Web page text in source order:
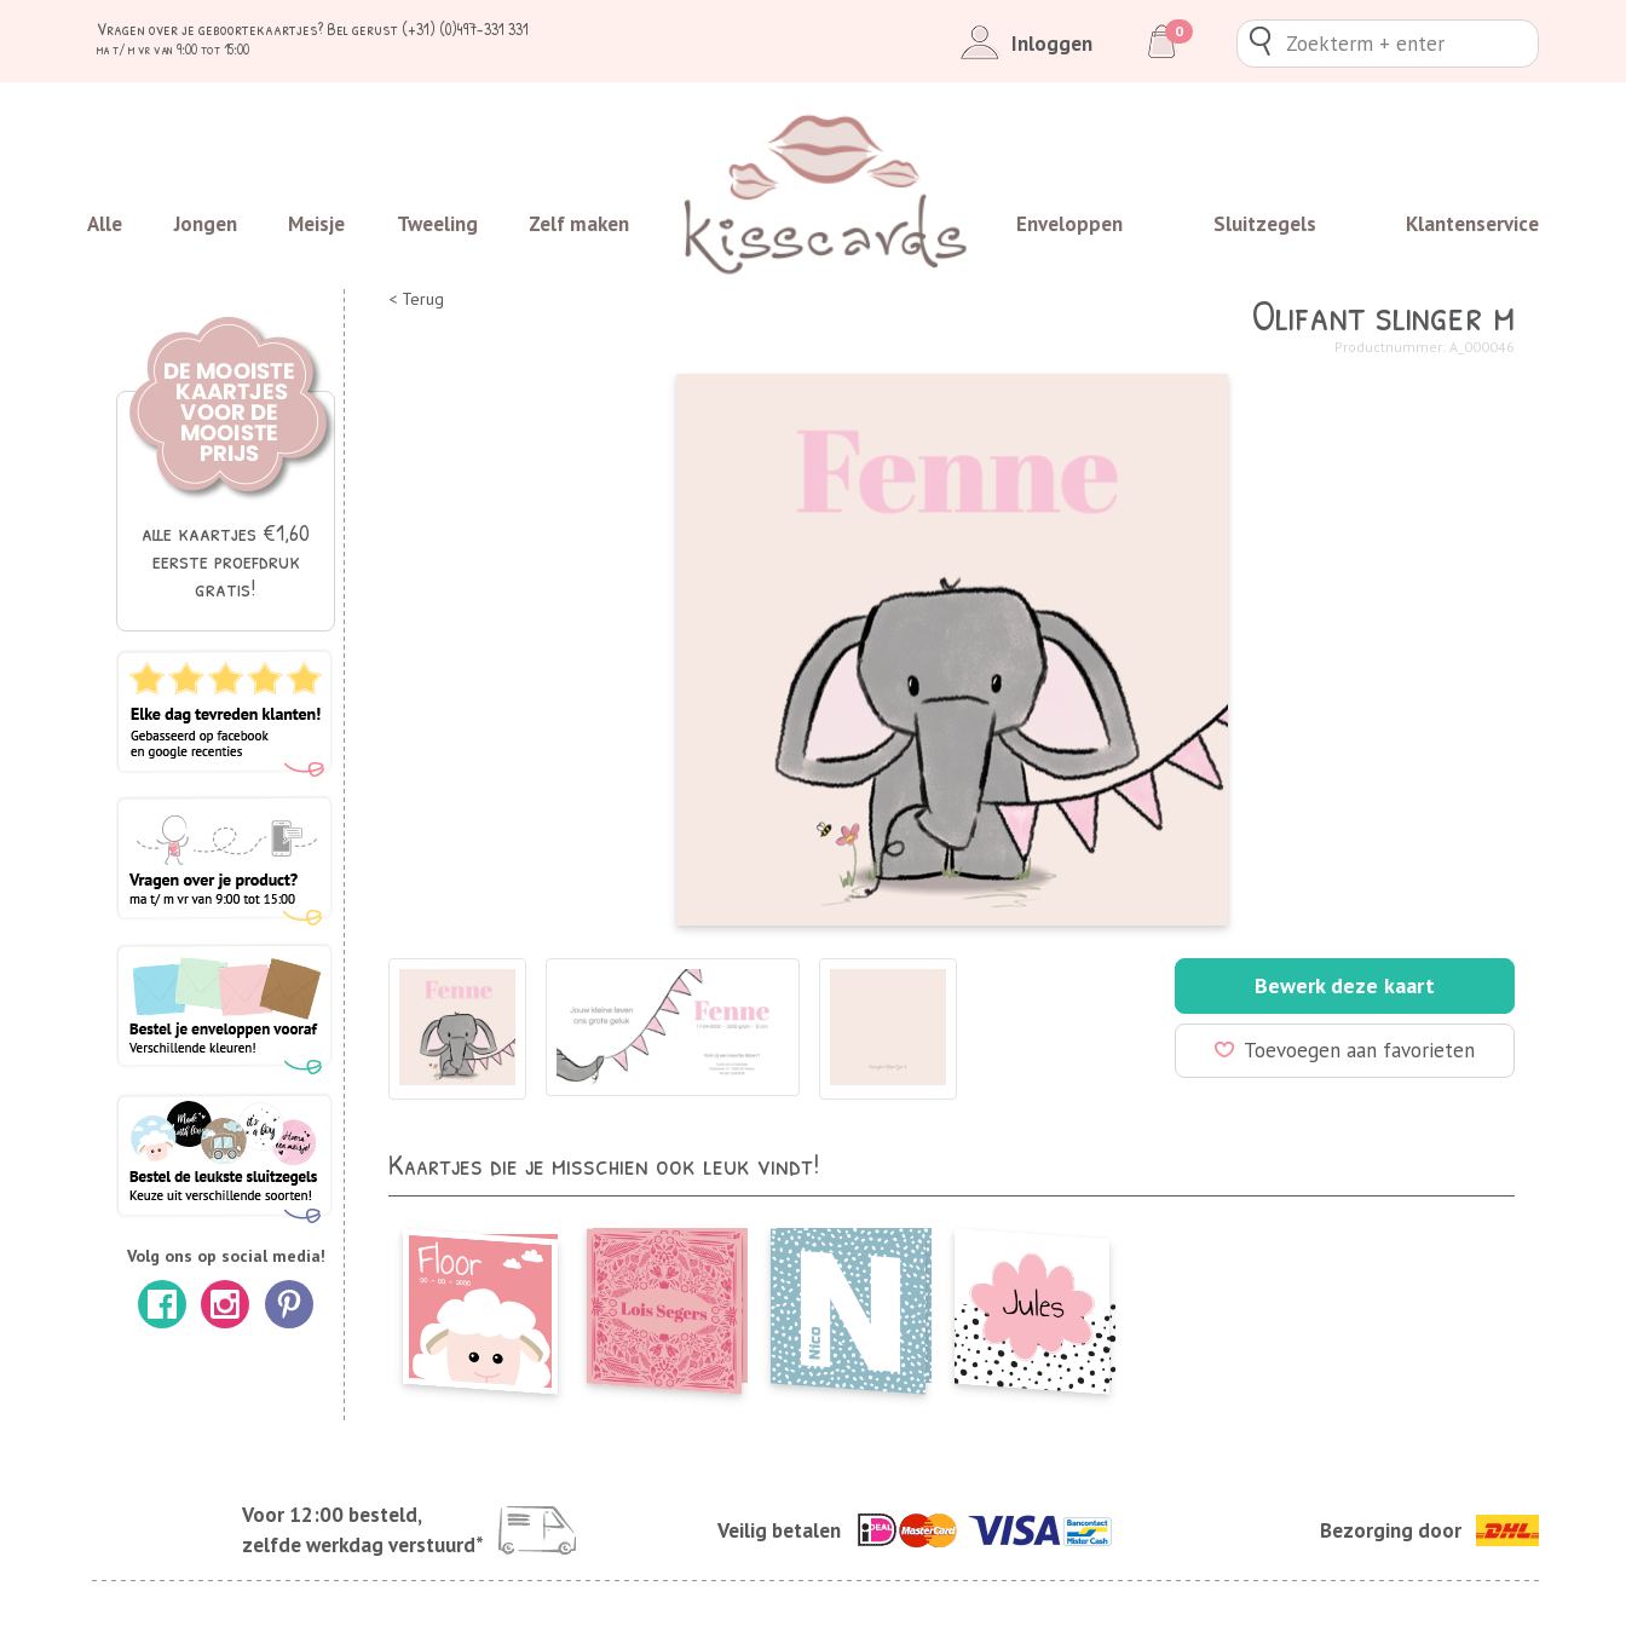
Vragen over je geboortekaartjes? Bel gerust (+31) (0)497-331 331
ma t/ m vr van 9:00 tot 15:00 Inloggen 0
Alle Jongen Meisje Tweeling Zelf maken Enveloppen Sluitzegels Klantenservice
alle kaartjes €1,60
eerste proefdruk
gratis!
Volg ons op social media!
< Terug Olifant slinger m
Productnummer: A_000046
Bewerk deze kaart
Toevoegen aan favorieten
Kaartjes die je misschien ook leuk vindt!
Voor 12:00 besteld,
zelfde werkdag verstuurd*
Veilig betalen Bezorging door